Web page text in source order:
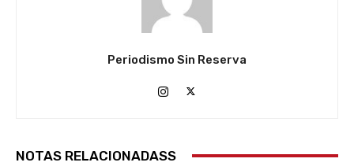
Periodismo Sin Reserva
NOTAS RELACIONADASS